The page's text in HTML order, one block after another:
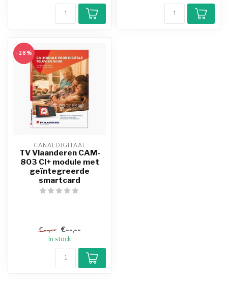
-28%
CANALDIGITAAL
TV Vlaanderen CAM-
803 CI+ module met
geïntegreerde
smartcard
€--,-- €--,--
In stock